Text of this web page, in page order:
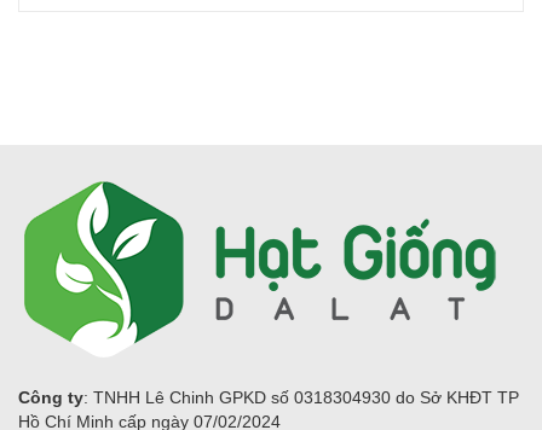
Công ty: TNHH Lê Chinh GPKD số 0318304930 do Sở KHĐT TP
Hồ Chí Minh cấp ngày 07/02/2024